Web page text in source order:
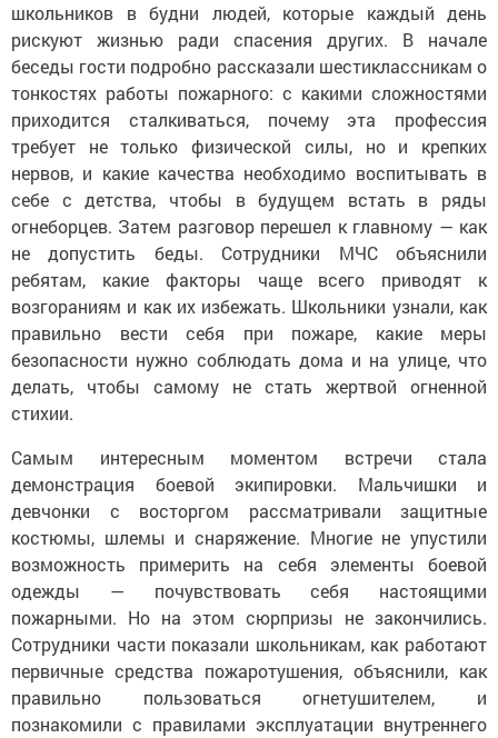
школьников в будни людей, которые каждый день
рискуют жизнью ради спасения других. В начале
беседы гости подробно рассказали шестиклассникам о
тонкостях работы пожарного: с какими сложностями
приходится сталкиваться, почему эта профессия
требует не только физической силы, но и крепких
нервов, и какие качества необходимо воспитывать в
себе с детства, чтобы в будущем встать в ряды
огнеборцев. Затем разговор перешел к главному — как
не допустить беды. Сотрудники МЧС объяснили
ребятам, какие факторы чаще всего приводят к
возгораниям и как их избежать. Школьники узнали, как
правильно вести себя при пожаре, какие меры
безопасности нужно соблюдать дома и на улице, что
делать, чтобы самому не стать жертвой огненной
стихии.
Самым интересным моментом встречи стала
демонстрация боевой экипировки. Мальчишки и
девчонки с восторгом рассматривали защитные
костюмы, шлемы и снаряжение. Многие не упустили
возможность примерить на себя элементы боевой
одежды — почувствовать себя настоящими
пожарными. Но на этом сюрпризы не закончились.
Сотрудники части показали школьникам, как работают
первичные средства пожаротушения, объяснили, как
правильно пользоваться огнетушителем, и
познакомили с правилами эксплуатации внутреннего